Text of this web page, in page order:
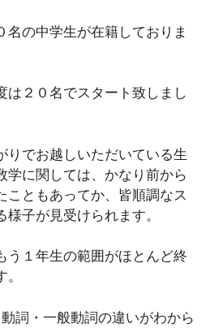
名の中学生が在籍しておりま
は２０名でスタート致しまし
りでお越しいただいている生
学に関しては、かなり前から
こともあってか、皆順調なス
子が見受けられます。
う１年生の範囲がほとんど終
詞・一般動詞の違いがわから